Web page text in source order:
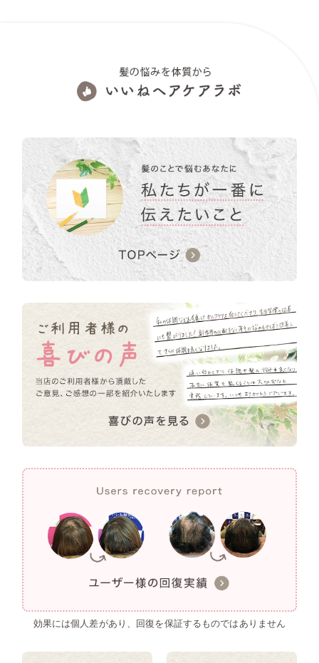
効果には個人差があり、回復を保証するものではありません